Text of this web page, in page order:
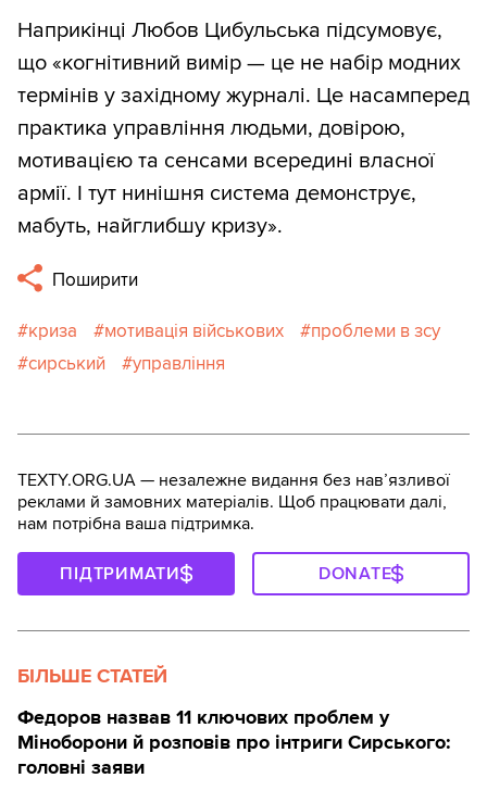
Наприкінці Любов Цибульська підсумовує,
що «когнітивний вимір — це не набір модних
термінів у західному журналі. Це насамперед
практика управління людьми, довірою,
мотивацією та сенсами всередині власної
армії. І тут нинішня система демонструє,
мабуть, найглибшу кризу».
Поширити
криза мотивація військових
проблеми в зсу
сирський
управління
TEXTY.ORG.UA — незалежне видання без навʼязливої
реклами й замовних матеріалів. Щоб працювати далі,
нам потрібна ваша підтримка.
ПІДТРИМАТИ DONATE
БІЛЬШЕ СТАТЕЙ
Федоров назвав 11 ключових проблем у
Міноборони й розповів про інтриги Сирського:
головні заяви